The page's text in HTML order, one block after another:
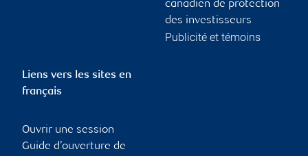
canadien de protection
des investisseurs
Publicité et témoins
Liens vers les sites en
français
Ouvrir une session
Guide d’ouverture de